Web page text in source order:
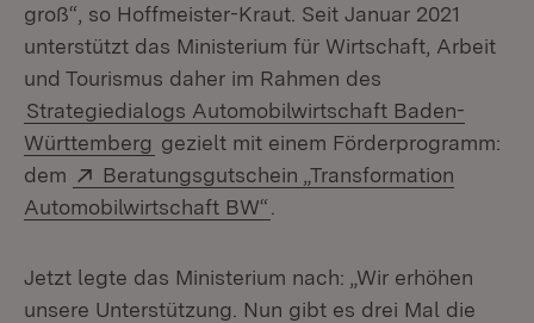
groß“, so Hoffmeister-Kraut. Seit Januar 2021
unterstützt das Ministerium für Wirtschaft, Arbeit
und Tourismus daher im Rahmen des
Strategiedialogs Automobilwirtschaft Baden-
Württemberg gezielt mit einem Förderprogramm:
dem
Extern:
Beratungsgutschein „Transformation
Automobilwirtschaft BW“
Jetzt legte das Ministerium nach: „Wir erhöhen
unsere Unterstützung. Nun gibt es drei Mal die